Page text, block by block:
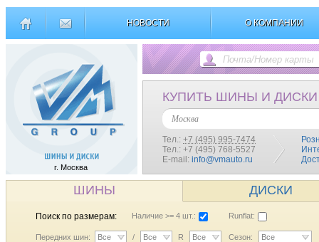
НОВОСТИ О КОМПАНИИ
г. Москва
КУПИТЬ ШИНЫ И ДИСКИ
Москва
Тел.: +7 (495) 995-7474
Тел.: +7 (495) 768-5527
E-mail: info@vmauto.ru
ШИНЫ ДИСКИ
Поиск по размерам: Наличие >= 4 шт.: Runflat:
Передних шин: Все / Все R Все Сезон: Все